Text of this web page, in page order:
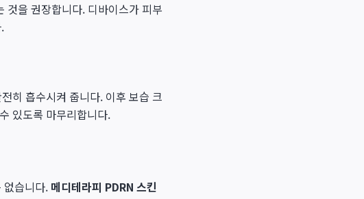
을 권장합니다. 디바이스가 피부
히 흡수시켜 줍니다. 이후 보습 크
있도록 마무리합니다.
없습니다. 메디테라피 PDRN 스킨